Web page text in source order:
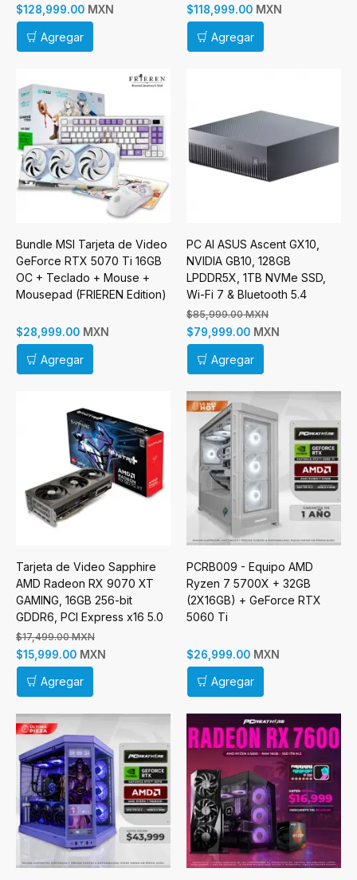
$128,999.00 MXN
Agregar
$118,999.00 MXN
Agregar
Bundle MSI Tarjeta de Video
GeForce RTX 5070 Ti 16GB
OC + Teclado + Mouse +
Mousepad (FRIEREN Edition)
$28,999.00 MXN
Agregar
PC AI ASUS Ascent GX10,
NVIDIA GB10, 128GB
LPDDR5X, 1TB NVMe SSD,
Wi-Fi 7 & Bluetooth 5.4
$85,999.00 MXN
$79,999.00 MXN
Agregar
Tarjeta de Video Sapphire
AMD Radeon RX 9070 XT
GAMING, 16GB 256-bit
GDDR6, PCI Express x16 5.0
$17,499.00 MXN
$15,999.00 MXN
Agregar
PCRB009 - Equipo AMD
Ryzen 7 5700X + 32GB
(2X16GB) + GeForce RTX
5060 Ti
$26,999.00 MXN
Agregar